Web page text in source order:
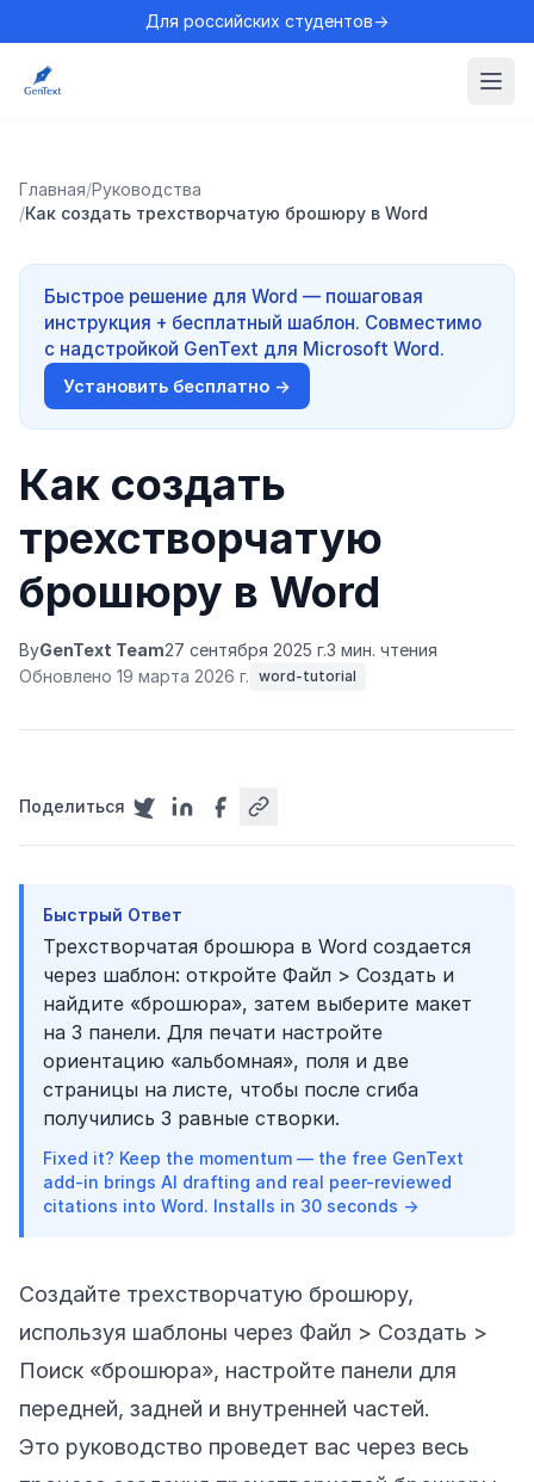
Для российских студентов→
Главная/Руководства
/Как создать трехстворчатую брошюру в Word
Быстрое решение для Word — пошаговая
инструкция + бесплатный шаблон. Совместимо
с надстройкой GenText для Microsoft Word.
Установить бесплатно →
Как создать
трехстворчатую
брошюру в Word
ByGenText Team27 сентября 2025 г.3 мин. чтения
Обновлено 19 марта 2026 г. word-tutorial
Поделиться
Быстрый Ответ
Трехстворчатая брошюра в Word создается
через шаблон: откройте Файл > Создать и
найдите «брошюра», затем выберите макет
на 3 панели. Для печати настройте
ориентацию «альбомная», поля и две
страницы на листе, чтобы после сгиба
получились 3 равные створки.
Fixed it? Keep the momentum — the free GenText
add-in brings AI drafting and real peer-reviewed
citations into Word. Installs in 30 seconds →
Создайте трехстворчатую брошюру,
используя шаблоны через Файл > Создать >
Поиск «брошюра», настройте панели для
передней, задней и внутренней частей.
Это руководство проведет вас через весь